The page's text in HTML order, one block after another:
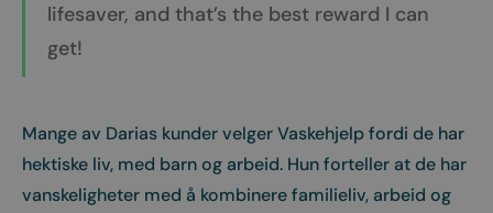
lifesaver, and that’s the best reward I can
get!
Mange av Darias kunder velger Vaskehjelp fordi de har
hektiske liv, med barn og arbeid. Hun forteller at de har
vanskeligheter med å kombinere familieliv, arbeid og